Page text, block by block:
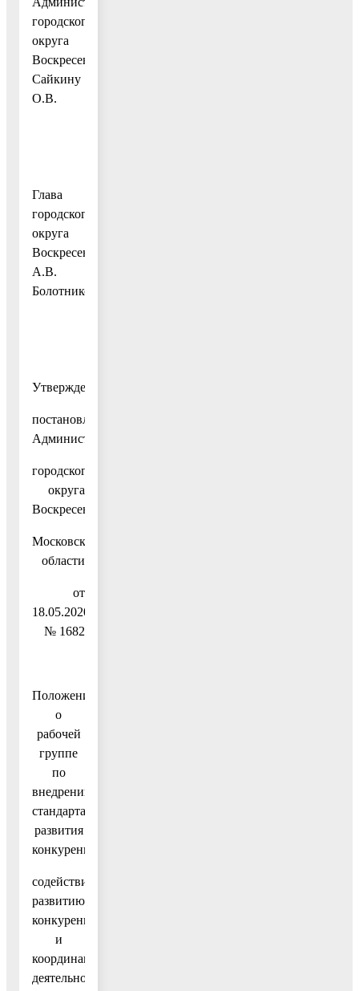
городского
округа
Воскресенск
Сайкину
О.В.
Глава
городского
округа
Воскресенск
А.В.
Болотников
Утверждено
постановлением
Администрации
городского
округа
Воскресенск
Московской
области
от
18.05.2020
№ 1682
Положение
о
рабочей
группе
по
внедрению
стандарта
развития
конкуренции,
содействию
развитию
конкуренции
и
координации
деятельности